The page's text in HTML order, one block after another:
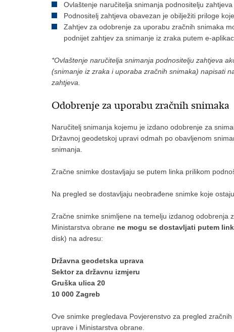
Ovlaštenje naručitelja snimanja podnositelju
Podnositelj zahtjeva obavezan je obilježiti priloge
Zahtjev za odobrenje za uporabu zračnih snimaka
podnijet zahtjev za snimanje iz zraka putem e-
*Ovlaštenje naručitelja snimanja podnositelju zahtjeva
(snimanje iz zraka i uporaba zračnih snimaka) napisati
zahtjeva.
Odobrenje za uporabu zračnih snimaka
Naručitelj snimanja kojemu je izdano odobrenje za
Državnoj geodetskoj upravi odmah po obavljenom
snimanja.
Zračne snimke dostavljaju se putem linka prilikom
Na pregled se dostavljaju neobrađene snimke koje
Zračne snimke snimljene na temelju izdanog odobrenja
Ministarstva obrane ne mogu se dostavljati putem
disk) na adresu:
Državna geodetska uprava
Sektor za državnu izmjeru
Gruška ulica 20
10 000 Zagreb
Ove snimke pregledava Povjerenstvo za pregled
uprave i Ministarstva obrane.